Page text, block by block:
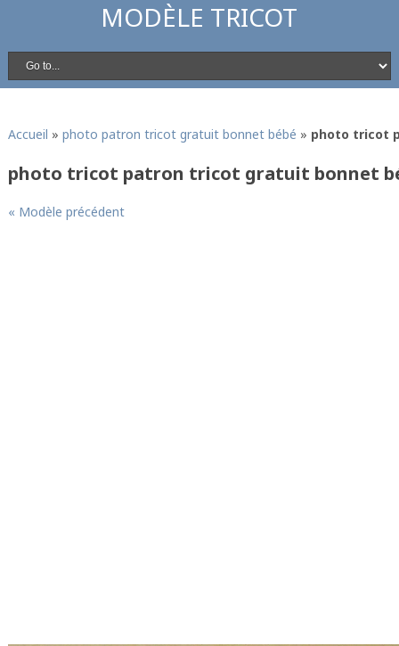
MODÈLE TRICOT
Accueil » photo patron tricot gratuit bonnet bébé » photo tricot
photo tricot patron tricot gratuit bonnet
« Modèle précédent